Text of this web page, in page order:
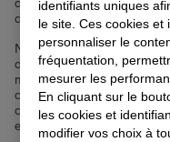
d'unecomplémentaire
d'une assurance
Nos agents Allianz à
dans le choix de votre
mesure. Nous prenons en
charmante ville alsacienne,
continental de la région,
encore la proximité avec
identifiants uniques
le site. Ces cookies et
personnaliser le
fréquentation,
mesurer les
En cliquant sur le
les cookies et
modifier vos choix à